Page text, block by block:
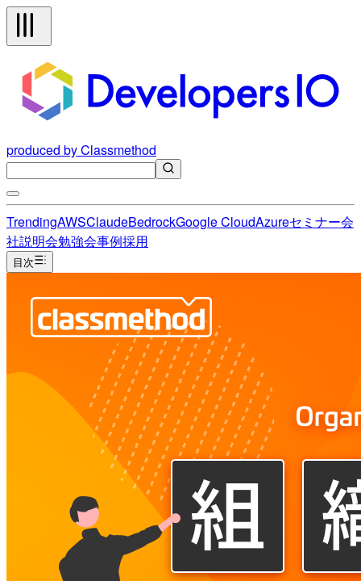
produced by Classmethod
TrendingAWSClaudeBedrockGoogle CloudAzureセミナー会
社説明会勉強会事例採用
目次